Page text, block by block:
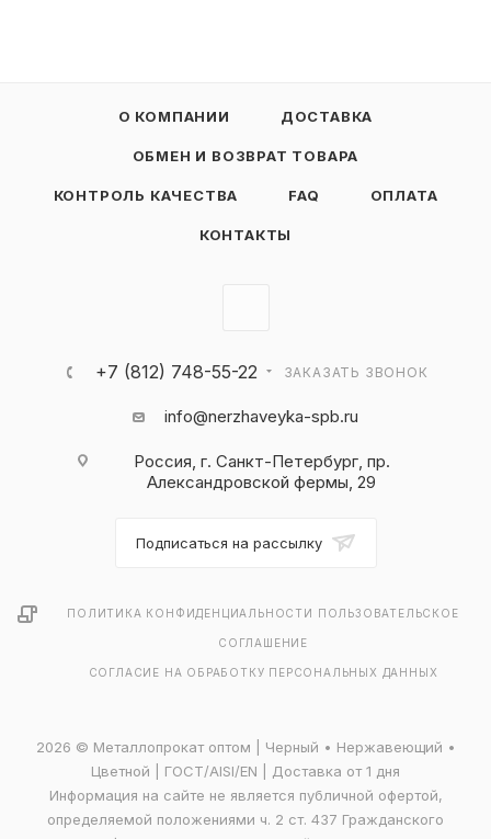
О КОМПАНИИ ДОСТАВКА
ОБМЕН И ВОЗВРАТ ТОВАРА
КОНТРОЛЬ КАЧЕСТВА FAQ ОПЛАТА
КОНТАКТЫ
+7 (812) 748-55-22 ЗАКАЗАТЬ ЗВОНОК
info@nerzhaveyka-spb.ru
Россия, г. Санкт-Петербург, пр.
Александровской фермы, 29
Подписаться на рассылку
ПОЛИТИКА КОНФИДЕНЦИАЛЬНОСТИ ПОЛЬЗОВАТЕЛЬСКОЕ
СОГЛАШЕНИЕ
СОГЛАСИЕ НА ОБРАБОТКУ ПЕРСОНАЛЬНЫХ ДАННЫХ
2026 © Металлопрокат оптом | Черный • Нержавеющий •
Цветной | ГОСТ/AISI/EN | Доставка от 1 дня
Информация на сайте не является публичной офертой,
определяемой положениями ч. 2 ст. 437 Гражданского